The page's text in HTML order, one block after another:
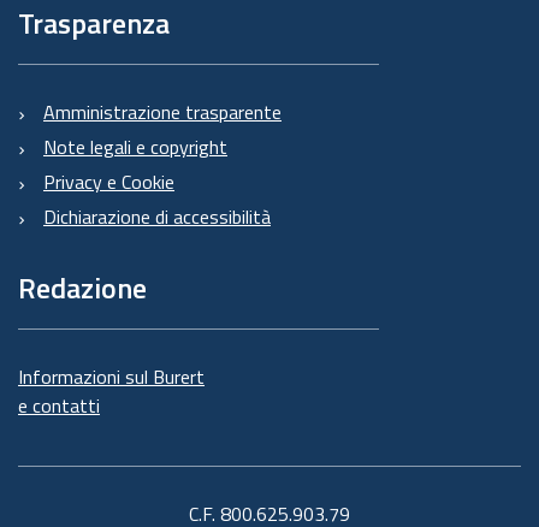
Trasparenza
Amministrazione trasparente
Note legali e copyright
Privacy e Cookie
Dichiarazione di accessibilità
Redazione
Informazioni sul Burert
e contatti
C.F. 800.625.903.79